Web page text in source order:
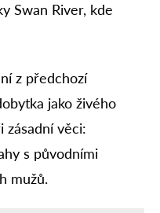
Swan River, kde
z předchozí
jako živého
věci:
s původními
mužů.